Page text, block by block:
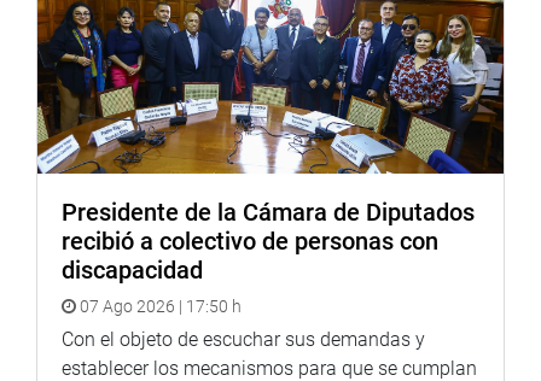
Presidente de la Cámara de Diputados
recibió a colectivo de personas con
discapacidad
07 Ago 2026 | 17:50 h
Con el objeto de escuchar sus demandas y
establecer los mecanismos para que se cumplan